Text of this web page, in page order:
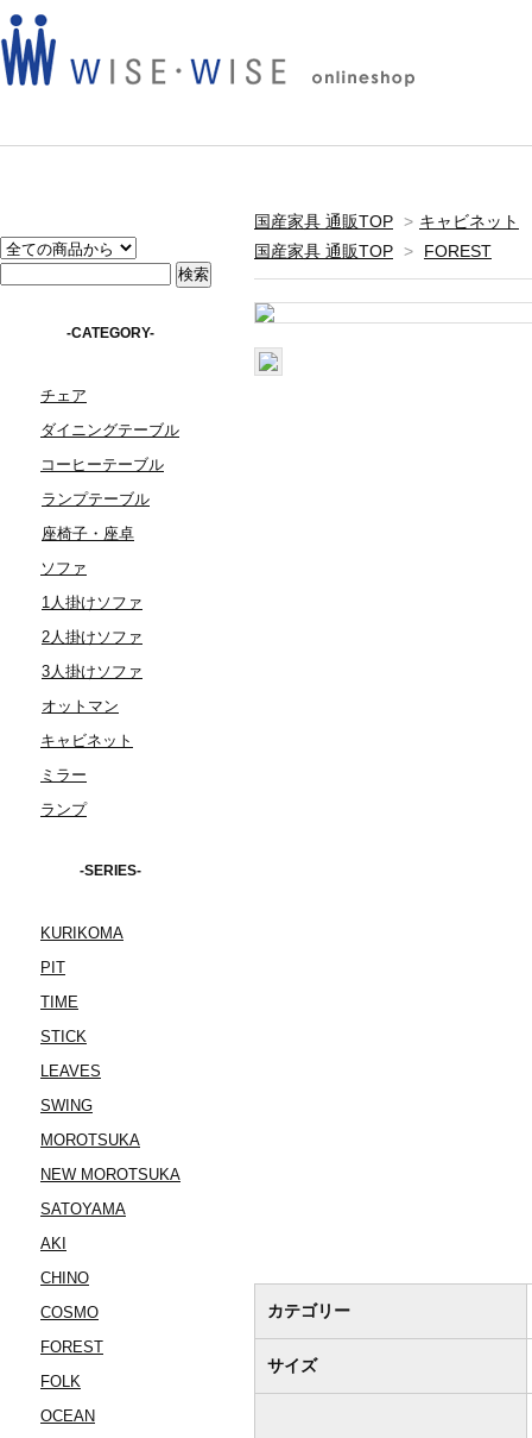
国産家具 通販TOP > キャビネット
国産家具 通販TOP > FOREST
カテゴリー
サイズ
-CATEGORY-
チェア
ダイニングテーブル
コーヒーテーブル
ランプテーブル
座椅子・座卓
ソファ
1人掛けソファ
2人掛けソファ
3人掛けソファ
オットマン
キャビネット
ミラー
ランプ
-SERIES-
KURIKOMA
PIT
TIME
STICK
LEAVES
SWING
MOROTSUKA
NEW MOROTSUKA
SATOYAMA
AKI
CHINO
COSMO
FOREST
FOLK
OCEAN